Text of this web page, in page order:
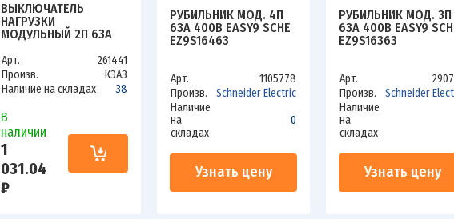
ВЫКЛЮЧАТЕЛЬ
НАГРУЗКИ
МОДУЛЬНЫЙ 2П 63А
КЭАЗ 103894
Арт.
261441
Произв.
КЭАЗ
Наличие на складах
38
В
наличии
1
031.04
₽
РУБИЛЬНИК МОД. 4П
63А 400В EASY9 SCHE
EZ9S16463
Арт.
1105778
Произв.
Schneider Electric
Наличие
на
складах
0
Узнать цену
РУБИЛЬНИК МОД. 3П
63А 400В EASY9
EZ9S16363
Арт.
Произв.
Schneider
Наличие
на
складах
Узнать цену